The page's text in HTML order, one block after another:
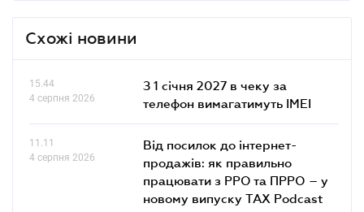
Схожі новини
15.44
4 серпня 2026
З 1 січня 2027 в чеку за
телефон вимагатимуть IMEI
11.11
4 серпня 2026
Від посилок до інтернет-
продажів: як правильно
працювати з РРО та ПРРО – у
новому випуску TAX Podcast